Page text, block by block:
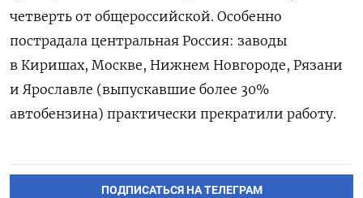
четверть от общероссийской. Особенно
пострадала центральная Россия: заводы
в Киришах, Москве, Нижнем Новгороде, Рязани
и Ярославле (выпускавшие более 30%
автобензина) практически прекратили работу.
ПОДПИСАТЬСЯ НА ТЕЛЕГРАМ